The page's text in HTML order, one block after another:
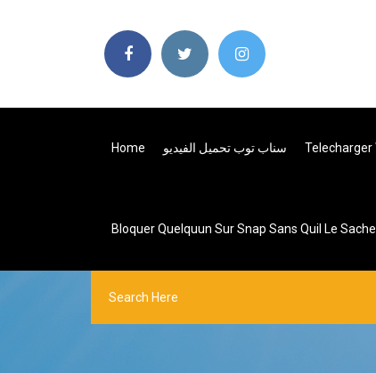
Home سناب توب تحميل الفيديو Telecharger
Bloquer Quelquun Sur Snap Sans Quil Le Sache